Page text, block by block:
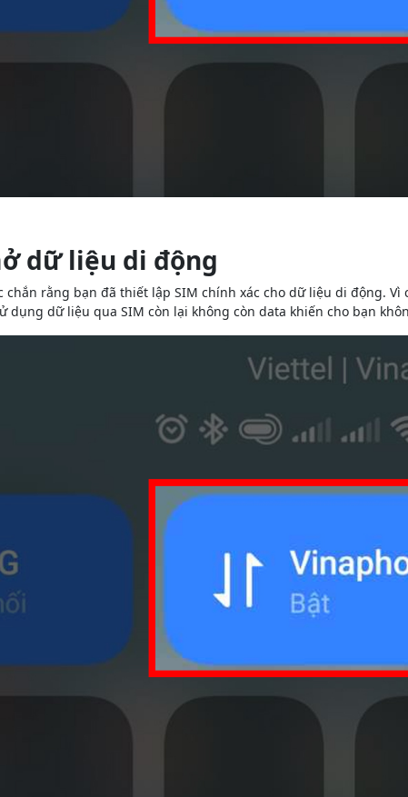
dữ liệu di động
rằng bạn đã thiết lập SIM chính xác cho dữ liệu di động.
dữ liệu qua SIM còn lại không còn data khiến cho bạn